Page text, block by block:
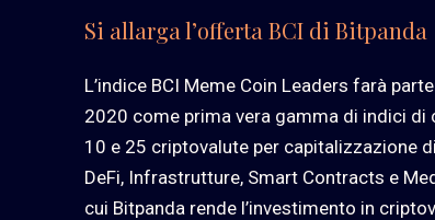
Si allarga l’offerta BCI di Bitpanda
L’indice BCI Meme Coin Leaders farà
2020 come prima vera gamma di indici
10 e 25 criptovalute per capitalizzazione
DeFi, Infrastrutture, Smart Contracts e
cui Bitpanda rende l’investimento in